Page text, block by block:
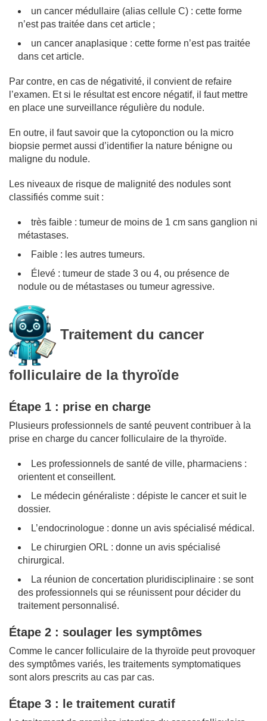
un cancer médullaire (alias cellule C) : cette forme
n’est pas traitée dans cet article ;
un cancer anaplasique : cette forme n’est pas traitée
dans cet article.
Par contre, en cas de négativité, il convient de refaire
l’examen. Et si le résultat est encore négatif, il faut mettre
en place une surveillance régulière du nodule.
En outre, il faut savoir que la cytoponction ou la micro
biopsie permet aussi d’identifier la nature bénigne ou
maligne du nodule.
Les niveaux de risque de malignité des nodules sont
classifiés comme suit :
très faible : tumeur de moins de 1 cm sans ganglion ni
métastases.
Faible : les autres tumeurs.
Élevé : tumeur de stade 3 ou 4, ou présence de
nodule ou de métastases ou tumeur agressive.
Traitement du cancer
folliculaire de la thyroïde
Étape 1 : prise en charge
Plusieurs professionnels de santé peuvent contribuer à la
prise en charge du cancer folliculaire de la thyroïde.
Les professionnels de santé de ville, pharmaciens :
orientent et conseillent.
Le médecin généraliste : dépiste le cancer et suit le
dossier.
L’endocrinologue : donne un avis spécialisé médical.
Le chirurgien ORL : donne un avis spécialisé
chirurgical.
La réunion de concertation pluridisciplinaire : se sont
des professionnels qui se réunissent pour décider du
traitement personnalisé.
Étape 2 : soulager les symptômes
Comme le cancer folliculaire de la thyroïde peut provoquer
des symptômes variés, les traitements symptomatiques
sont alors prescrits au cas par cas.
Étape 3 : le traitement curatif